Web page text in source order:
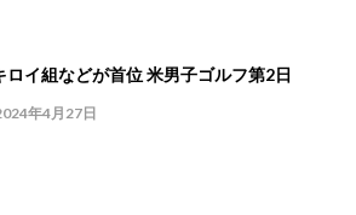
ロイ組などが首位 米男子ゴルフ第2日
年4月27日